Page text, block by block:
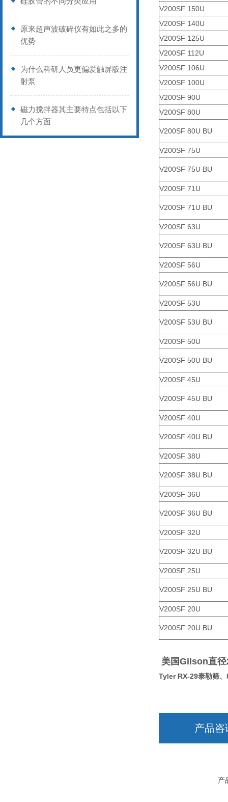
原来超声波破碎仪有如此之多的
优势
为什么科研人员更偏爱触屏版注
射泵
磁力搅拌器其主要特点包括以下
几个方面
V200SF 150U
V200SF 140U
V200SF 125U
V200SF 112U
V200SF 106U
V200SF 100U
V200SF 90U
V200SF 80U
V200SF 80U BU
V200SF 75U
V200SF 75U BU
V200SF 71U
V200SF 71U BU
V200SF 63U
V200SF 63U BU
V200SF 56U
V200SF 56U BU
V200SF 53U
V200SF 53U BU
V200SF 50U
V200SF 50U BU
V200SF 45U
V200SF 45U BU
V200SF 40U
V200SF 40U BU
V200SF 38U
V200SF 38U BU
V200SF 36U
V200SF 36U BU
V200SF 32U
V200SF 32U BU
V200SF 25U
V200SF 25U BU
V200SF 20U
V200SF 20U BU
美国Gilson直
Tyler RX-29泰勒筛
产品咨
产